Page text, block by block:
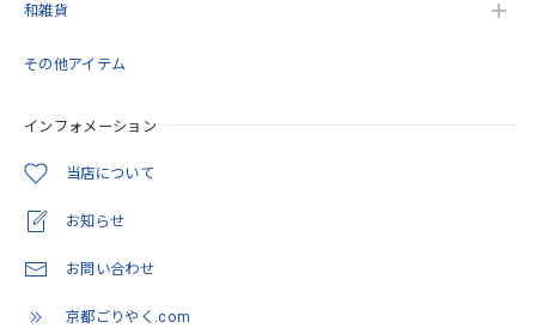
和雑貨
その他アイテム
インフォメーション
当店について
お知らせ
お問い合わせ
京都ごりやく.com
とても綺麗でした。 いろんな思いを…COLORで観た価値に
変わってたように… 隙間を穴埋めするような感覚が安心感
に。 繋がってるように思います。
います。 また機会がありましたらよろしくお願